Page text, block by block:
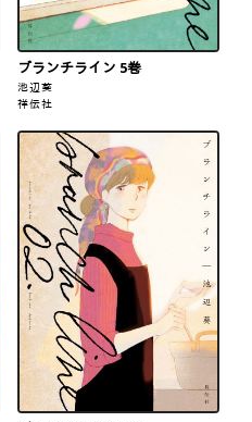
ブランチライン 5巻
池辺葵
祥伝社